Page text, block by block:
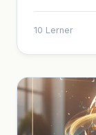
10 Lerner